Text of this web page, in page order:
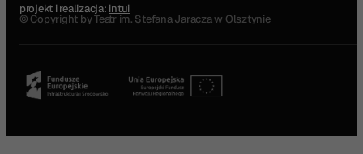
projekt i realizacja: intui
© Copyright by Teatr im. Stefana Jaracza w Olsztynie